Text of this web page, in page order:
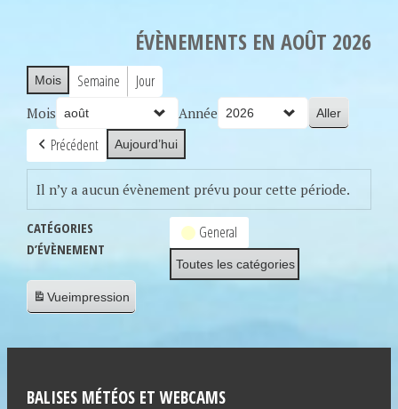
ÉVÈNEMENTS EN AOÛT 2026
Mois Semaine Jour
Mois Année
Précédent Aujourd’hui
Il n’y a aucun évènement prévu pour cette période.
CATÉGORIES
D’ÉVÈNEMENT
General
Toutes les catégories
Vueimpression
BALISES MÉTÉOS ET WEBCAMS